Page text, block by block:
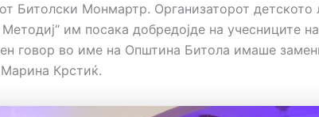
Битолски Монмартр. Организаторот детското
им посака добредојде на учесниците
говор во име на Општина Битола имаше
Крстиќ.